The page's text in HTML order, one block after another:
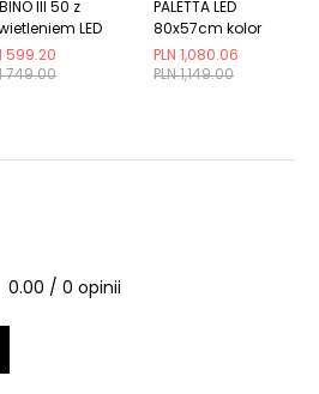
749.00
599.20
III 50 z
LED
PLN 1,149.00
PLN 1,080.06
PALETTA LED
80x57cm kolor
ramki do wyboru
0.00 0 opinii